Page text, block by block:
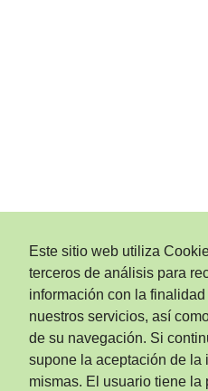
Este sitio web utiliza
terceros de análisis para
información con la
nuestros servicios, así
de su navegación. Si
supone la aceptación de la
mismas. El usuario tiene la